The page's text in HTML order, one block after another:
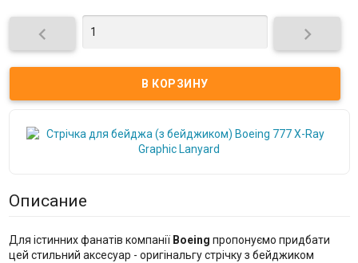
 
Описание
Для істинних фанатів компанії Boeing пропонуємо придбати
цей стильний аксесуар - оригінальгу стрічку з бейджиком